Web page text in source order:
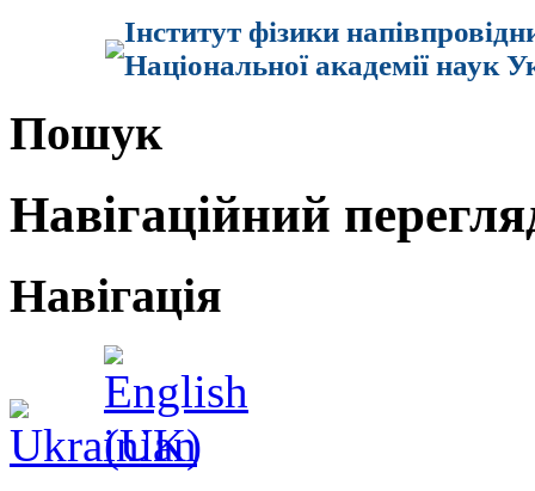
Інститут фізики
Національної академії наук
Пошук
Навігаційний
Навігація